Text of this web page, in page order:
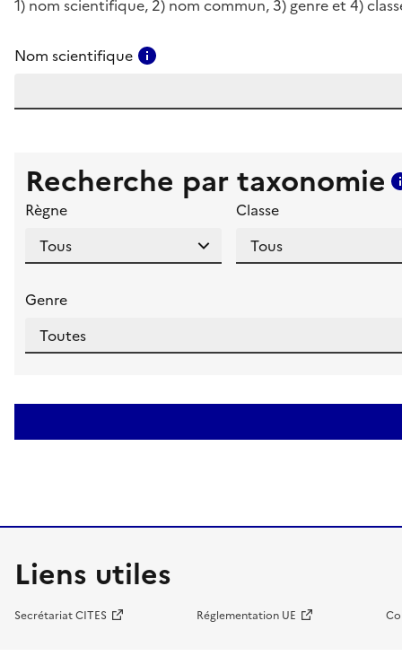
1) nom scientifique, 2) nom commun, 3) genre et 4)
Nom scientifique
Recherche par taxonomie
Règne Classe
Genre
Liens utiles
Secrétariat CITES Réglementation UE